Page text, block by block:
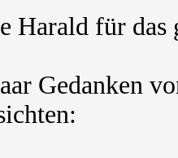
Harald für
Gedanken